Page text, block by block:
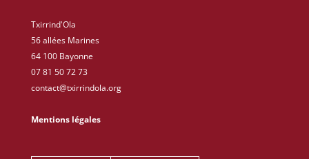
Txirrind'Ola
56 allées Marines
64 100 Bayonne
07 81 50 72 73
contact@txirrindola.org
Mentions légales